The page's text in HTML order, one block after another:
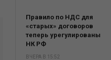
Правило по НДС для
«старых» договоров
теперь урегулированы
НК РФ
ВЧЕРА В 15:52